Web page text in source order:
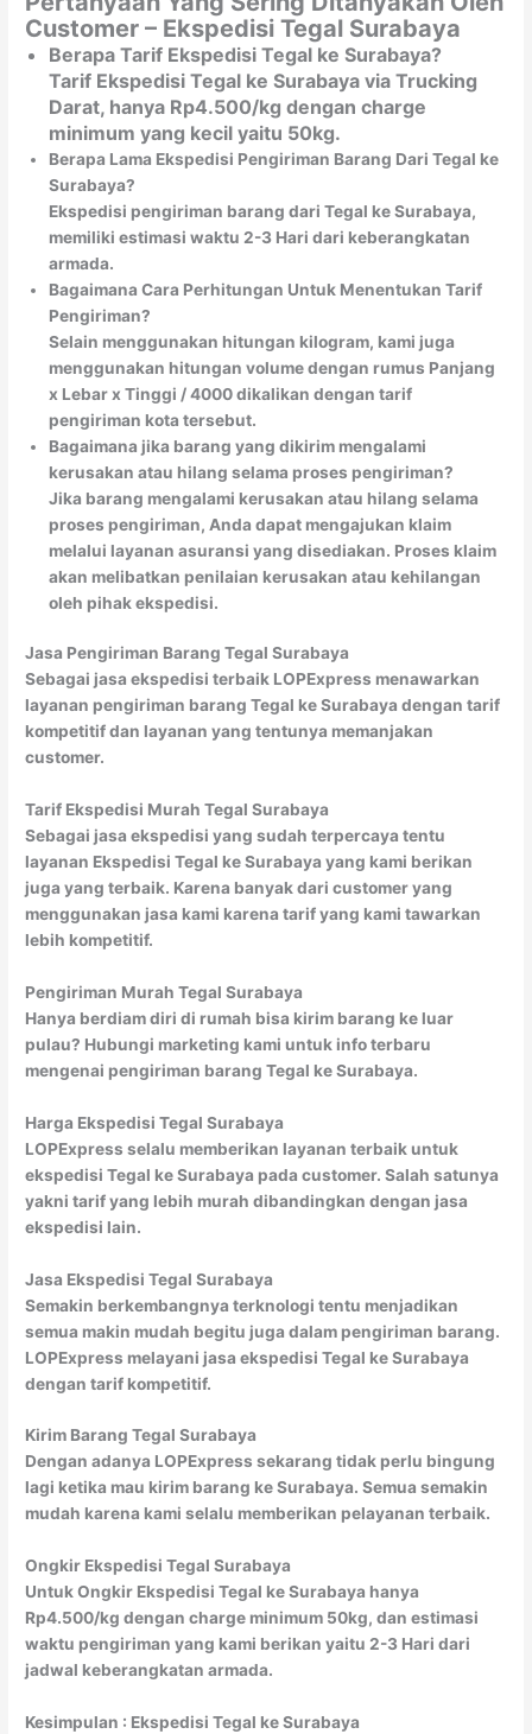
Customer – Ekspedisi Tegal Surabaya
Berapa Tarif Ekspedisi Tegal ke Surabaya?
Tarif Ekspedisi Tegal ke Surabaya via Trucking
Darat, hanya Rp4.500/kg dengan charge
minimum yang kecil yaitu 50kg.
Berapa Lama Ekspedisi Pengiriman Barang Dari Tegal ke
Surabaya?
Ekspedisi pengiriman barang dari Tegal ke Surabaya,
memiliki estimasi waktu 2-3 Hari dari keberangkatan
armada.
Bagaimana Cara Perhitungan Untuk Menentukan Tarif
Pengiriman?
Selain menggunakan hitungan kilogram, kami juga
menggunakan hitungan volume dengan rumus Panjang
x Lebar x Tinggi / 4000 dikalikan dengan tarif
pengiriman kota tersebut.
Bagaimana jika barang yang dikirim mengalami
kerusakan atau hilang selama proses pengiriman?
Jika barang mengalami kerusakan atau hilang selama
proses pengiriman, Anda dapat mengajukan klaim
melalui layanan asuransi yang disediakan. Proses klaim
akan melibatkan penilaian kerusakan atau kehilangan
oleh pihak ekspedisi.
Jasa Pengiriman Barang Tegal Surabaya
Sebagai jasa ekspedisi terbaik LOPExpress menawarkan
layanan pengiriman barang Tegal ke Surabaya dengan tarif
kompetitif dan layanan yang tentunya memanjakan
customer.
Tarif Ekspedisi Murah Tegal Surabaya
Sebagai jasa ekspedisi yang sudah terpercaya tentu
layanan Ekspedisi Tegal ke Surabaya yang kami berikan
juga yang terbaik. Karena banyak dari customer yang
menggunakan jasa kami karena tarif yang kami tawarkan
lebih kompetitif.
Pengiriman Murah Tegal Surabaya
Hanya berdiam diri di rumah bisa kirim barang ke luar
pulau? Hubungi marketing kami untuk info terbaru
mengenai pengiriman barang Tegal ke Surabaya.
Harga Ekspedisi Tegal Surabaya
LOPExpress selalu memberikan layanan terbaik untuk
ekspedisi Tegal ke Surabaya pada customer. Salah satunya
yakni tarif yang lebih murah dibandingkan dengan jasa
ekspedisi lain.
Jasa Ekspedisi Tegal Surabaya
Semakin berkembangnya terknologi tentu menjadikan
semua makin mudah begitu juga dalam pengiriman barang.
LOPExpress melayani jasa ekspedisi Tegal ke Surabaya
dengan tarif kompetitif.
Kirim Barang Tegal Surabaya
Dengan adanya LOPExpress sekarang tidak perlu bingung
lagi ketika mau kirim barang ke Surabaya. Semua semakin
mudah karena kami selalu memberikan pelayanan terbaik.
Ongkir Ekspedisi Tegal Surabaya
Untuk Ongkir Ekspedisi Tegal ke Surabaya hanya
Rp4.500/kg dengan charge minimum 50kg, dan estimasi
waktu pengiriman yang kami berikan yaitu 2-3 Hari dari
jadwal keberangkatan armada.
Kesimpulan : Ekspedisi Tegal ke Surabaya